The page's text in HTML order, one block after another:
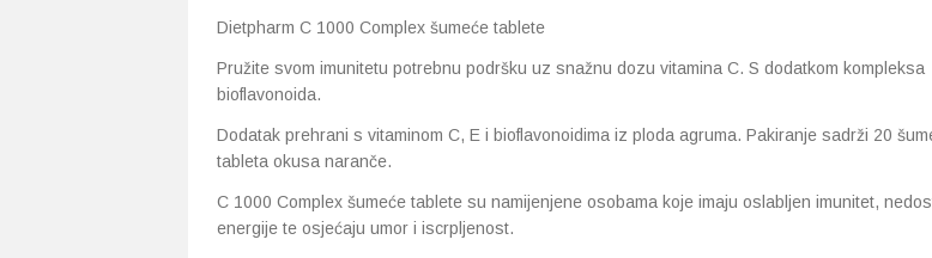
Dietpharm C 1000 Complex šumeće tablete
Pružite svom imunitetu potrebnu podršku uz snažnu dozu vitamina C. S dodatkom kompleksa
bioflavonoida.
Dodatak prehrani s vitaminom C, E i bioflavonoidima iz ploda agruma. Pakiranje sadrži 20
tableta okusa naranče.
C 1000 Complex šumeće tablete su namijenjene osobama koje imaju oslabljen imunitet,
energije te osjećaju umor i iscrpljenost.